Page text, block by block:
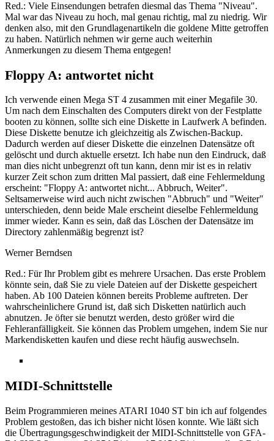
Red.: Viele Einsendungen betrafen diesmal das Thema "Niveau".
Mal war das Niveau zu hoch, mal genau richtig, mal zu niedrig. Wir
denken also, mit den Grundlagenartikeln die goldene Mitte getroffen
zu haben. Natürlich nehmen wir gerne auch weiterhin
Anmerkungen zu diesem Thema entgegen!
Floppy A: antwortet nicht
Ich verwende einen Mega ST 4 zusammen mit einer Megafile 30.
Um nach dem Einschalten des Computers direkt von der Festplatte
booten zu können, sollte sich eine Diskette in Laufwerk A befinden.
Diese Diskette benutze ich gleichzeitig als Zwischen-Backup.
Dadurch werden auf dieser Diskette die einzelnen Datensätze oft
gelöscht und durch aktuelle ersetzt. Ich habe nun den Eindruck, daß
man dies nicht unbegrenzt oft tun kann, denn mir ist es in relativ
kurzer Zeit schon zum dritten Mal passiert, daß eine Fehlermeldung
erscheint: "Floppy A: antwortet nicht... Abbruch, Weiter".
Seltsamerweise wird auch nicht zwischen "Abbruch" und "Weiter"
unterschieden, denn beide Male erscheint dieselbe Fehlermeldung
immer wieder. Kann es sein, daß das Löschen der Datensätze im
Directory zahlenmäßig begrenzt ist?
Werner Berndsen
Red.: Für Ihr Problem gibt es mehrere Ursachen. Das erste Problem
könnte sein, daß Sie zu viele Dateien auf der Diskette gespeichert
haben. Ab 100 Dateien können bereits Probleme auftreten. Der
wahrscheinlichere Grund ist, daß sich Disketten natürlich auch
abnutzen. Je öfter sie benutzt werden, desto größer wird die
Fehleranfälligkeit. Sie können das Problem umgehen, indem Sie nur
Markendisketten kaufen und diese recht häufig auswechseln.
MIDI-Schnittstelle
Beim Programmieren meines ATARI 1040 ST bin ich auf folgendes
Problem gestoßen, das ich bisher nicht lösen konnte. Wie läßt sich
die Übertragungsgeschwindigkeit der MIDI-Schnittstelle von GFA-